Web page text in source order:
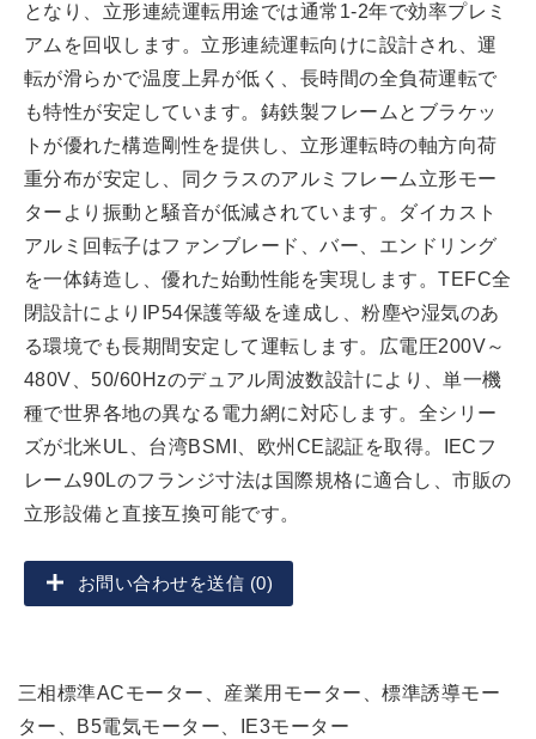
となり、立形連続運転用途では通常1-2年で効率プレミ
アムを回収します。立形連続運転向けに設計され、運
転が滑らかで温度上昇が低く、長時間の全負荷運転で
も特性が安定しています。鋳鉄製フレームとブラケッ
トが優れた構造剛性を提供し、立形運転時の軸方向荷
重分布が安定し、同クラスのアルミフレーム立形モー
ターより振動と騒音が低減されています。ダイカスト
アルミ回転子はファンブレード、バー、エンドリング
を一体鋳造し、優れた始動性能を実現します。TEFC全
閉設計によりIP54保護等級を達成し、粉塵や湿気のあ
る環境でも長期間安定して運転します。広電圧200V～
480V、50/60Hzのデュアル周波数設計により、単一機
種で世界各地の異なる電力網に対応します。全シリー
ズが北米UL、台湾BSMI、欧州CE認証を取得。IECフ
レーム90Lのフランジ寸法は国際規格に適合し、市販の
立形設備と直接互換可能です。
お問い合わせを送信 (0)
三相標準ACモーター、産業用モーター、標準誘導モー
ター、B5電気モーター、IE3モーター